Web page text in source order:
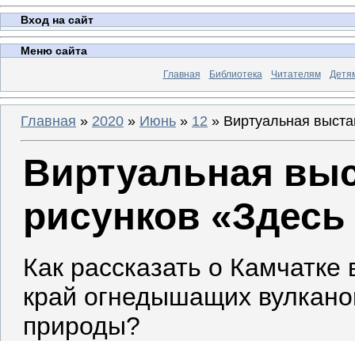
Вход на сайт
Меню сайта
Главная Библиотека Читателям
Главная » 2020 » Июнь » 12 » Виртуальная
Виртуальная
рисунков
Как рассказать о
край огнедышащих
природы?